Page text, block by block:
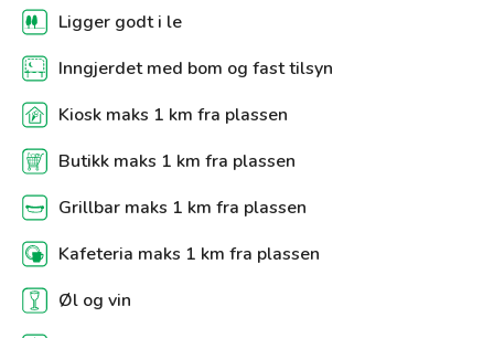
Ligger godt i le
Inngjerdet med bom og fast tilsyn
Kiosk maks 1 km fra plassen
Butikk maks 1 km fra plassen
Grillbar maks 1 km fra plassen
Kafeteria maks 1 km fra plassen
Øl og vin